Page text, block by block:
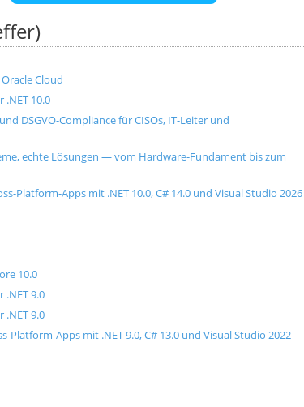
Cloud
.NET 10.0
DSGVO-Compliance für CISOs, IT-Leiter und
echte Lösungen — vom Hardware-Fundament bis zum
Platform-Apps mit .NET 10.0, C# 14.0 und Visual Studio 2026
10.0
.NET 9.0
.NET 9.0
Apps mit .NET 9.0, C# 13.0 und Visual Studio 2022